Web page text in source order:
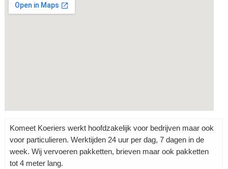
Grotere kaart weergeven
Komeet Koeriers werkt hoofdzakelijk voor bedrijven maar ook
voor particulieren. Werktijden 24 uur per dag, 7 dagen in de
week. Wij vervoeren pakketten, brieven maar ook pakketten
tot 4 meter lang.